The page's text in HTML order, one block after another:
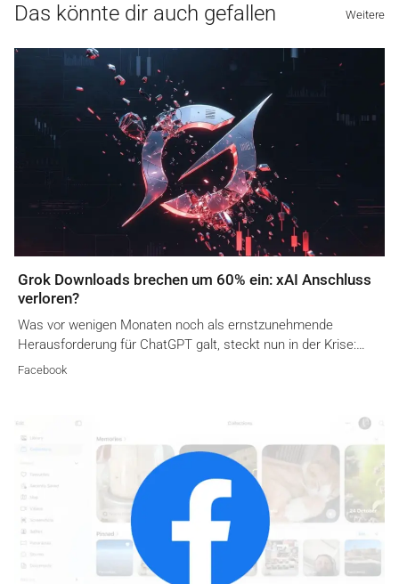
Das könnte dir auch gefallen Weitere
Grok Downloads brechen um 60% ein: xAI Anschluss
verloren?
Was vor wenigen Monaten noch als ernstzunehmende
Herausforderung für ChatGPT galt, steckt nun in der Krise:…
Facebook